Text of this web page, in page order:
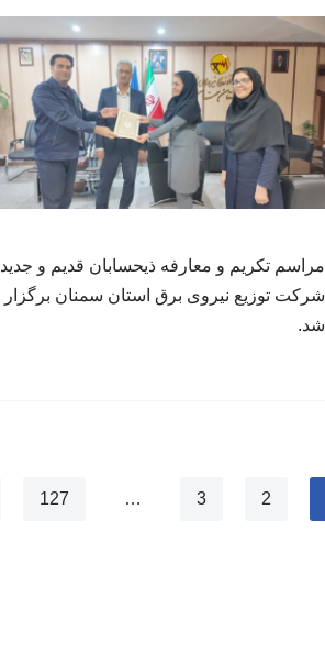
مراسم تکریم و معارفه ذیحسابان قدیم و جدید
شرکت توزیع نیروی برق استان سمنان برگزار
شد.
2
3
…
127